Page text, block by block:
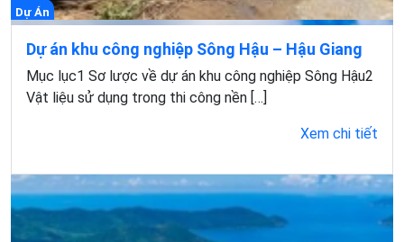
Dự Án
Dự án khu công nghiệp Sông Hậu – Hậu Giang
Mục lục1 Sơ lược về dự án khu công nghiệp Sông Hậu2
Vật liệu sử dụng trong thi công nền […]
Xem chi tiết